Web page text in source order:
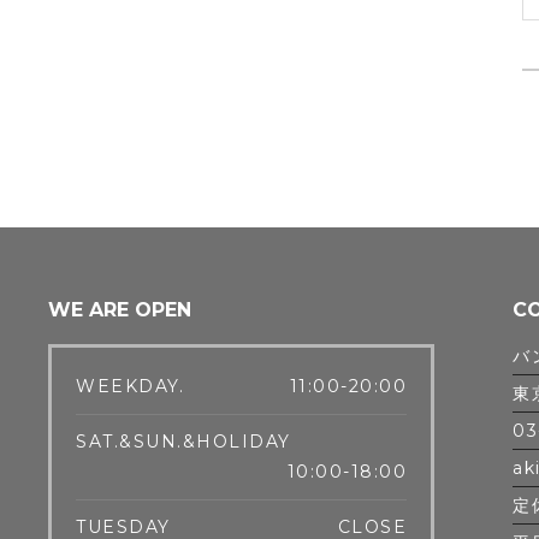
WE ARE OPEN
WEEKDAY. 11:00-20:00
SAT.&SUN.&HOLIDAY
10:00-18:00
TUESDAY CLOSE
バ
東
定